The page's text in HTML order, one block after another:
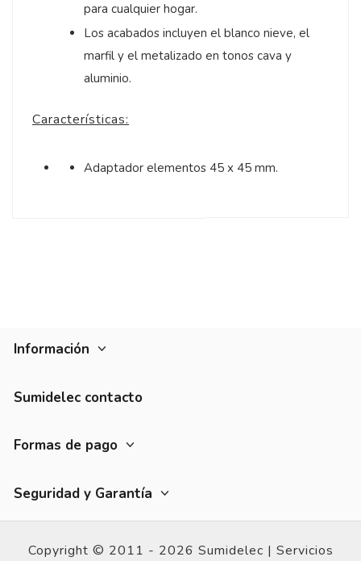
para cualquier hogar.
Los acabados incluyen el blanco nieve, el
marfil y el metalizado en tonos cava y
aluminio.
Características:
Adaptador elementos 45 x 45 mm.
Información
Sumidelec contacto
Formas de pago
Seguridad y Garantía
Copyright © 2011 - 2026 Sumidelec | Servicios